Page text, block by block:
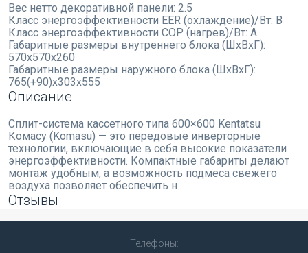
Вес нетто декоративной панели: 2.5
Класс энергоэффективности EER (охлаждение)/Вт: B
Класс энергоэффективности COP (нагрев)/Вт: A
Габаритные размеры внутреннего блока (ШхВхГ):
570x570x260
Габаритные размеры наружного блока (ШхВхГ):
765(+90)x303x555
Описание
Сплит-система кассетного типа 600×600 Kentatsu
Комасу (Komasu) — это передовые инверторные
технологии, включающие в себя высокие показатели
энергоэффективности. Компактные габариты делают
монтаж удобным, а возможность подмеса свежего
воздуха позволяет обеспечить н
Отзывы
Телефоны: